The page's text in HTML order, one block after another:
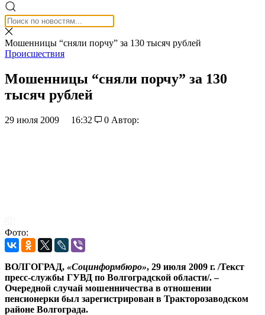
Мошенницы “сняли порчу” за 130 тысяч рублей
Происшествия
Мошенницы “сняли порчу” за 130
тысяч рублей
29 июля 2009 16:32 0 Автор:
Фото:
ВОЛГОГРАД, «Социнформбюро», 29 июля 2009 г. /Текст
пресс-службы ГУВД по Волгоградской области/. –
Очередной случай мошенничества в отношении
пенсионерки был зарегистрирован в Тракторозаводском
районе Волгограда.